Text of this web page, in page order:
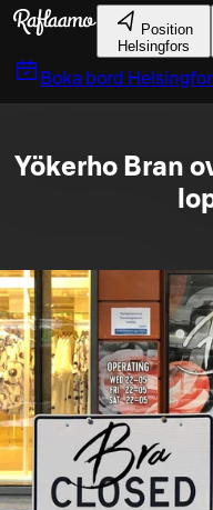
Gå till huvudinnehållet
Position
Helsingfors
Boka bord
Yökerho Bran